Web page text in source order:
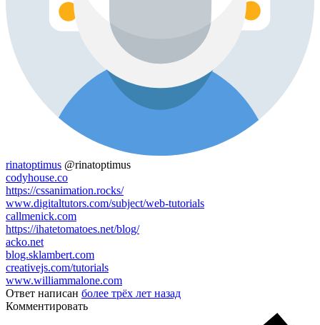
rinatoptimus @rinatoptimus
codyhouse.co
https://cssanimation.rocks/
www.digitaltutors.com/subject/web-tutorials
callmenick.com
https://ihatetomatoes.net/blog/
acko.net
blog.sklambert.com
creativejs.com/tutorials
www.williammalone.com
Ответ написан более трёх лет назад
Комментировать